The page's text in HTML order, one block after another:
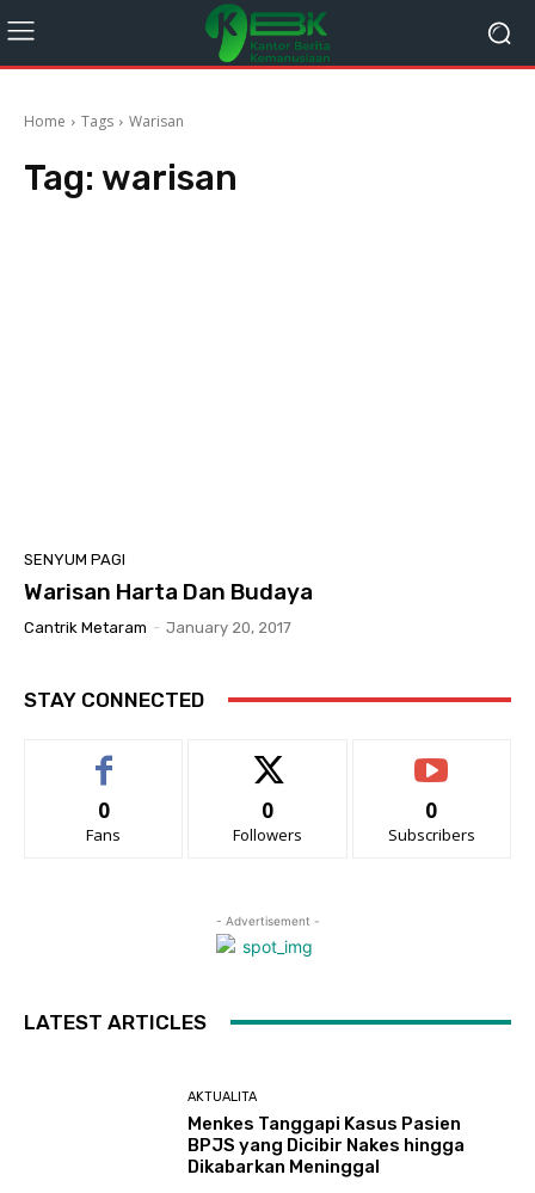
Home Tags Warisan
Tag: warisan
SENYUM PAGI
Warisan Harta Dan Budaya
Cantrik Metaram - January 20, 2017
STAY CONNECTED
0
Fans
0
Followers
0
Subscribers
- Advertisement -
LATEST ARTICLES
AKTUALITA
Menkes Tanggapi Kasus Pasien
BPJS yang Dicibir Nakes hingga
Dikabarkan Meninggal